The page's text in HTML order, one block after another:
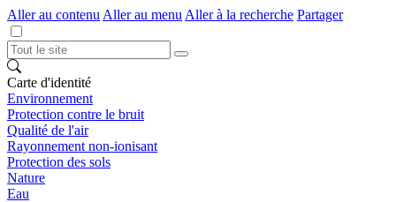
Aller au contenu Aller au menu Aller à la recherche Partager
Carte d'identité
Environnement
Protection contre le bruit
Qualité de l'air
Rayonnement non-ionisant
Protection des sols
Nature
Eau